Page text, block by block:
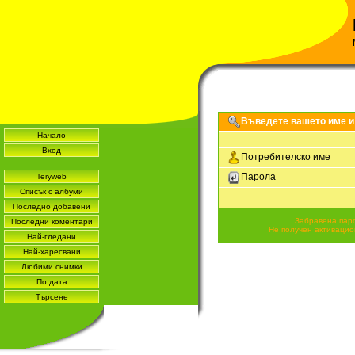
Начало
Вход
Teryweb
Списък с албуми
Последно добавени
Последни коментари
Най-гледани
Най-харесвани
Любими снимки
По дата
Търсене
Въведете вашето име
Потребителско име
Парола
Забравена
Не получен